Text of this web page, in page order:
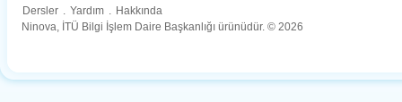
Dersler . Yardım . Hakkında
Ninova, İTÜ Bilgi İşlem Daire Başkanlığı ürünüdür. © 2026